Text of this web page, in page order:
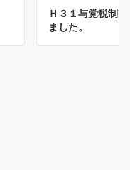
Ｈ３１与党税制
ました。